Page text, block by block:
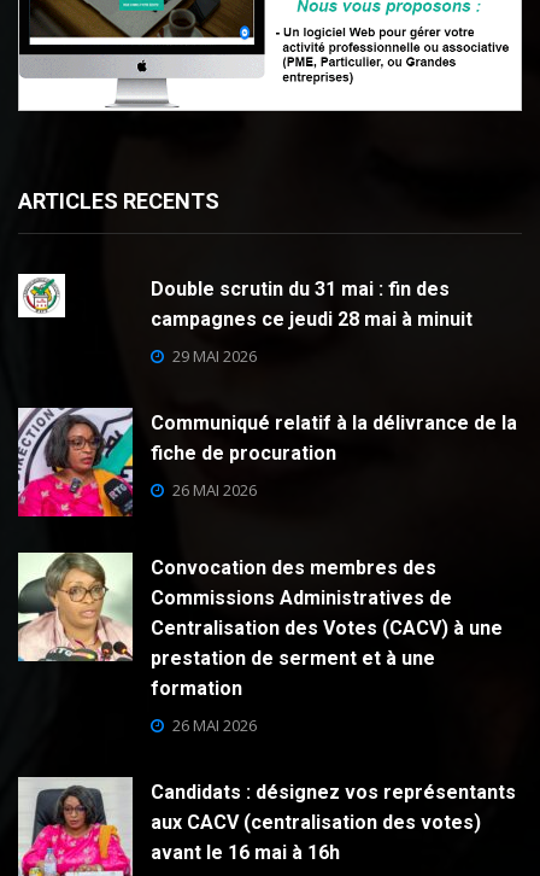
ARTICLES RECENTS
Double scrutin du 31 mai : fin des
campagnes ce jeudi 28 mai à minuit
29 MAI 2026
Communiqué relatif à la délivrance de la
fiche de procuration
26 MAI 2026
Convocation des membres des
Commissions Administratives de
Centralisation des Votes (CACV) à une
prestation de serment et à une
formation
26 MAI 2026
Candidats : désignez vos représentants
aux CACV (centralisation des votes)
avant le 16 mai à 16h